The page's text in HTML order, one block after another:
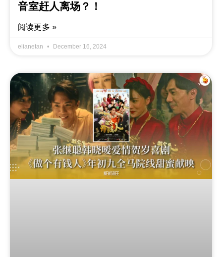
音室赶人离场？！
阅读更多 »
elianetan December 16, 2024